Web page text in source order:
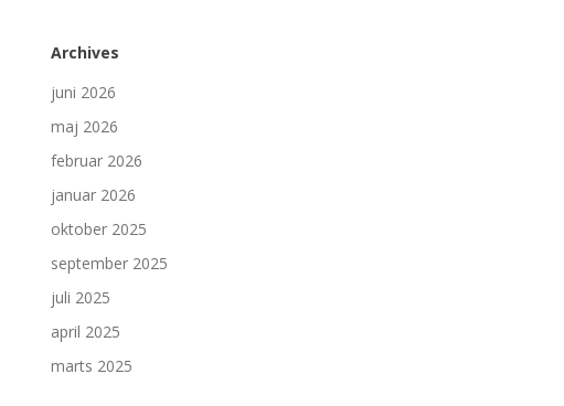
Archives
juni 2026
maj 2026
februar 2026
januar 2026
oktober 2025
september 2025
juli 2025
april 2025
marts 2025